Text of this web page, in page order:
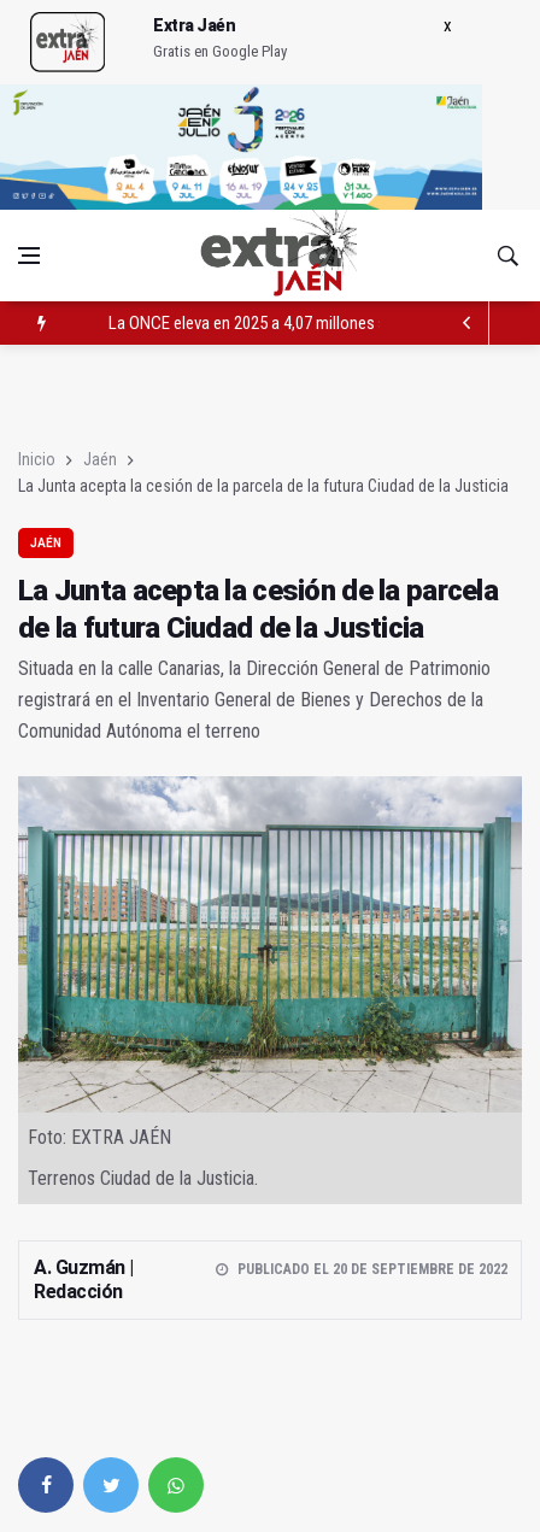
Extra Jaén
Gratis en Google Play
La ONCE eleva en 2025 a 4,07 millones su inversión social en
Inicio
Jaén
La Junta acepta la cesión de la parcela de la futura Ciudad de la Justicia
JAÉN
La Junta acepta la cesión de la parcela
de la futura Ciudad de la Justicia
Situada en la calle Canarias, la Dirección General de Patrimonio
registrará en el Inventario General de Bienes y Derechos de la
Comunidad Autónoma el terreno
Foto: EXTRA JAÉN
Terrenos Ciudad de la Justicia.
A. Guzmán |
Redacción
PUBLICADO EL 20 DE SEPTIEMBRE DE 2022